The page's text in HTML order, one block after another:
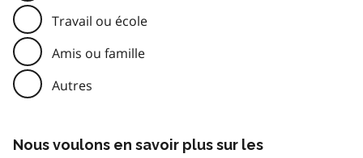
Travail ou école
Amis ou famille
Autres
Nous voulons en savoir plus sur les